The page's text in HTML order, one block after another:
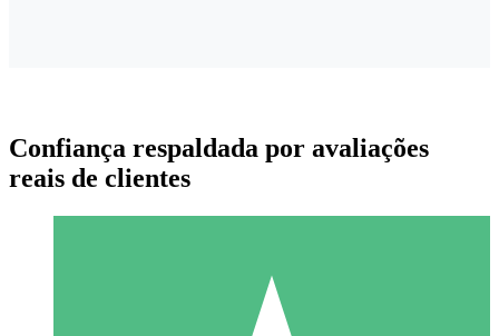
Confiança respaldada por avaliações
reais de clientes